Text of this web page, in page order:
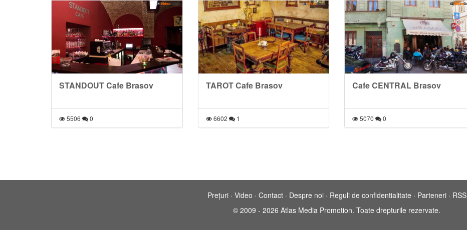
STANDOUT Cafe Brasov
5506 0
TAROT Cafe Brasov
6602 1
Cafe CENTRAL Brasov
5070 0
Prețuri· Video · Contact· Despre noi· Reguli de confidentialitate · Parteneri· RSS
© 2009 - 2026 Atlas Media Promotion. Toate drepturile rezervate.